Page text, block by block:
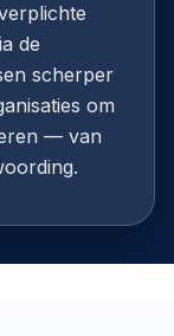
de
scherper
om
— van